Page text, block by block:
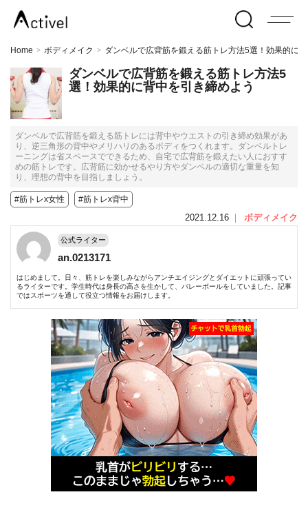
Home > ボディメイク > ダンベルで広背筋を鍛える筋トレ方法5選！効果的に
ダンベルで広背筋を鍛える筋トレ方法5
選！効果的に背中を引き締めよう
ダンベルで広背筋を鍛える筋トレには背中やウエストの引き締め効果があ
り、逆三角形の背中やメリハリのあるボディをつくれます。ダンベルトレ
ーニングは省スペースでできるため、自宅で広背筋を鍛えたい人におすす
めの筋トレです。広背筋に効かせるやり方やダンベルの適切な重量を知
り、理想の背中を目指しましょう。
#筋トレx女性 #筋トレx背中
2021.12.16 ｜ ボディメイク
公式ライター
an.0213171
はじめまして。日々、筋トレを楽しみながらアンチエイジングとダイエットに頑張ってい
るライターです。学生時代は身長の高さを生かして、バレーボールをしていました。記事
ではスポーツを通して役立つ情報をお届けします。